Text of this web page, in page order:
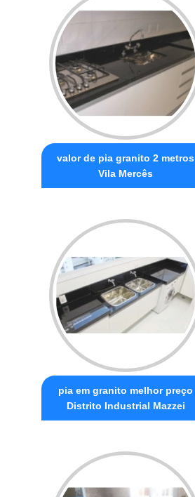
valor de pia granito 2 metros
Vila Mercês
pia em granito melhor preço
Distrito Industrial Mazzei